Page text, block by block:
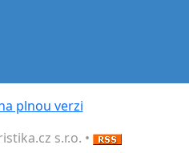
plnou verzi
s.r.o. •